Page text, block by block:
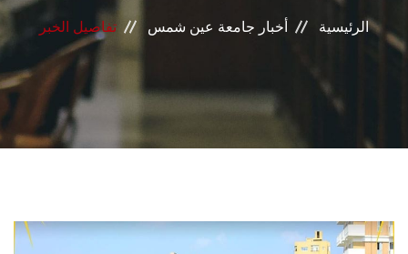
الرعاية الصحية
المراكز والوحدات
الأنظمة الذكية
تواصل معنا
الرئيسية أخبار جامعة عين شمس تفاصيل الخبر